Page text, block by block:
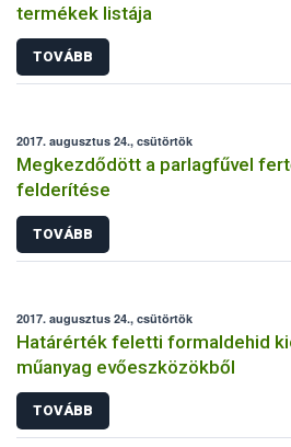
termékek listája
TOVÁBB
2017. augusztus 24., csütörtök
Megkezdődött a parlagfűvel
felderítése
TOVÁBB
2017. augusztus 24., csütörtök
Határérték feletti formaldehid
műanyag evőeszközökből
TOVÁBB